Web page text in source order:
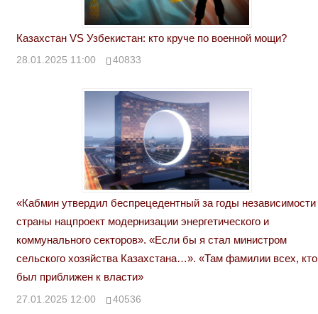
Казахстан VS Узбекистан: кто круче по военной мощи?
28.01.2025 11:00 40833
«Кабмин утвердил беспрецедентный за годы независимости
страны нацпроект модернизации энергетического и
коммунального секторов». «Если бы я стал министром
сельского хозяйства Казахстана…». «Там фамилии всех, кто
был приближен к власти»
27.01.2025 12:00 40536